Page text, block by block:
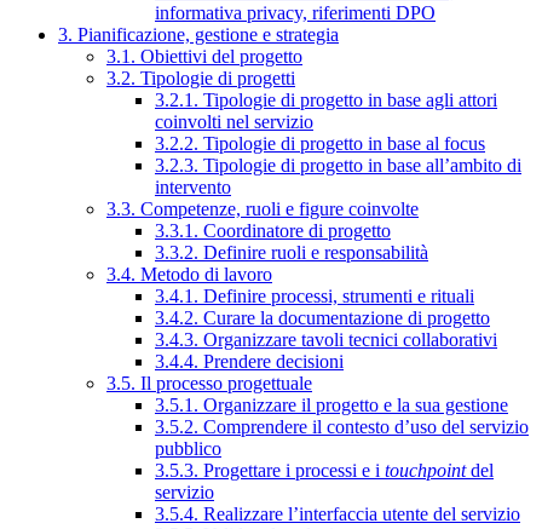
informativa privacy, riferimenti DPO
3. Pianificazione, gestione e strategia
3.1. Obiettivi del progetto
3.2. Tipologie di progetti
3.2.1. Tipologie di progetto in base agli attori
coinvolti nel servizio
3.2.2. Tipologie di progetto in base al focus
3.2.3. Tipologie di progetto in base all’ambito di
intervento
3.3. Competenze, ruoli e figure coinvolte
3.3.1. Coordinatore di progetto
3.3.2. Definire ruoli e responsabilità
3.4. Metodo di lavoro
3.4.1. Definire processi, strumenti e rituali
3.4.2. Curare la documentazione di progetto
3.4.3. Organizzare tavoli tecnici collaborativi
3.4.4. Prendere decisioni
3.5. Il processo progettuale
3.5.1. Organizzare il progetto e la sua gestione
3.5.2. Comprendere il contesto d’uso del servizio
pubblico
3.5.3. Progettare i processi e i touchpointdel
servizio
3.5.4. Realizzare l’interfaccia utente del servizio